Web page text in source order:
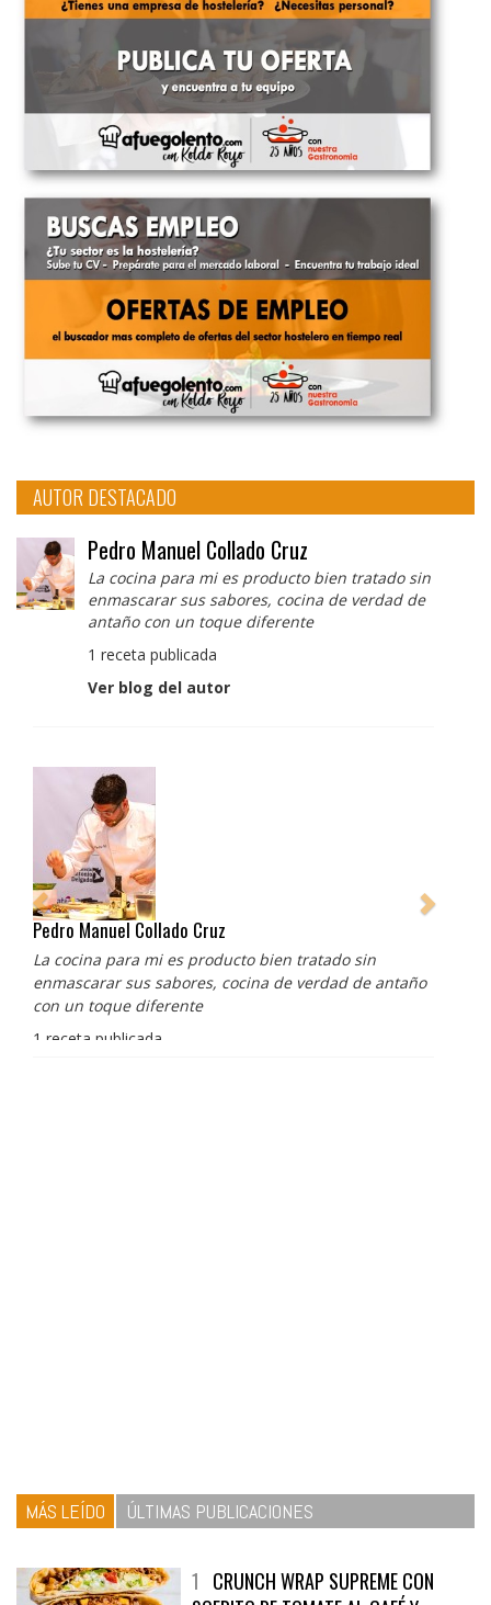
AUTOR DESTACADO
Pedro Manuel Collado Cruz
La cocina para mi es producto bien tratado sin
enmascarar sus sabores, cocina de verdad de
antaño con un toque diferente
1 receta publicada
Ver blog del autor
Pedro Manuel Collado Cruz
La cocina para mi es producto bien tratado sin
enmascarar sus sabores, cocina de verdad de antaño
con un toque diferente
1 receta publicada